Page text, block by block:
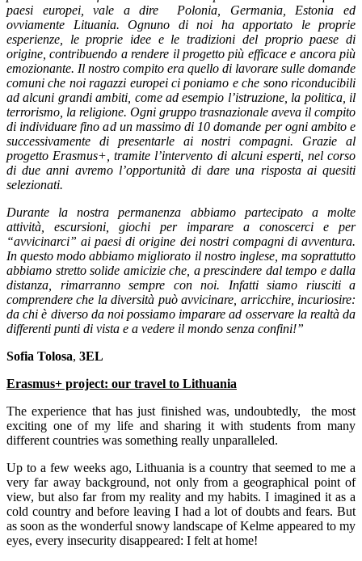
paesi europei, vale a dire Polonia, Germania, Estonia ed
ovviamente Lituania. Ognuno di noi ha apportato le proprie
esperienze, le proprie idee e le tradizioni del proprio paese di
origine, contribuendo a rendere il progetto più efficace e ancora più
emozionante. Il nostro compito era quello di lavorare sulle domande
comuni che noi ragazzi europei ci poniamo e che sono riconducibili
ad alcuni grandi ambiti, come ad esempio l’istruzione, la politica, il
terrorismo, la religione. Ogni gruppo trasnazionale aveva il compito
di individuare fino ad un massimo di 10 domande per ogni ambito e
successivamente di presentarle ai nostri compagni. Grazie al
progetto Erasmus+, tramite l’intervento di alcuni esperti, nel corso
di due anni avremo l’opportunità di dare una risposta ai quesiti
selezionati.
Durante la nostra permanenza abbiamo partecipato a molte
attività, escursioni, giochi per imparare a conoscerci e per
“avvicinarci” ai paesi di origine dei nostri compagni di avventura.
In questo modo abbiamo migliorato il nostro inglese, ma soprattutto
abbiamo stretto solide amicizie che, a prescindere dal tempo e dalla
distanza, rimarranno sempre con noi. Infatti siamo riusciti a
comprendere che la diversità può avvicinare, arricchire, incuriosire:
da chi è diverso da noi possiamo imparare ad osservare la realtà da
differenti punti di vista e a vedere il mondo senza confini!”
Sofia Tolosa, 3EL
Erasmus+ project: our travel to Lithuania
The experience that has just finished was, undoubtedly, the most
exciting one of my life and sharing it with students from many
different countries was something really unparalleled.
Up to a few weeks ago, Lithuania is a country that seemed to me a
very far away background, not only from a geographical point of
view, but also far from my reality and my habits. I imagined it as a
cold country and before leaving I had a lot of doubts and fears. But
as soon as the wonderful snowy landscape of Kelme appeared to my
eyes, every insecurity disappeared: I felt at home!